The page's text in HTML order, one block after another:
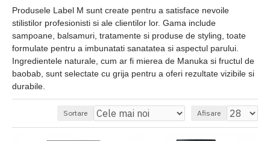
Produsele Label M sunt create pentru a satisface nevoile
stilistilor profesionisti si ale clientilor lor. Gama include
sampoane, balsamuri, tratamente si produse de styling, toate
formulate pentru a imbunatati sanatatea si aspectul parului.
Ingredientele naturale, cum ar fi mierea de Manuka si fructul de
baobab, sunt selectate cu grija pentru a oferi rezultate vizibile si
durabile.
Sortare Afisare